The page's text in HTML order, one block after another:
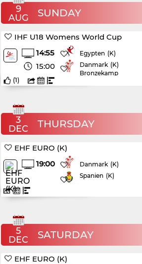
9
AUG
SUNDAY
IHF U18 Womens World Cup
14:55
15:00
Egypten (K)
Danmark (K)
Bronzekamp
(1)
3
DEC
THURSDAY
EHF EURO (K)
19:00
Danmark (K)
Spanien (K)
5
DEC
SATURDAY
EHF EURO (K)